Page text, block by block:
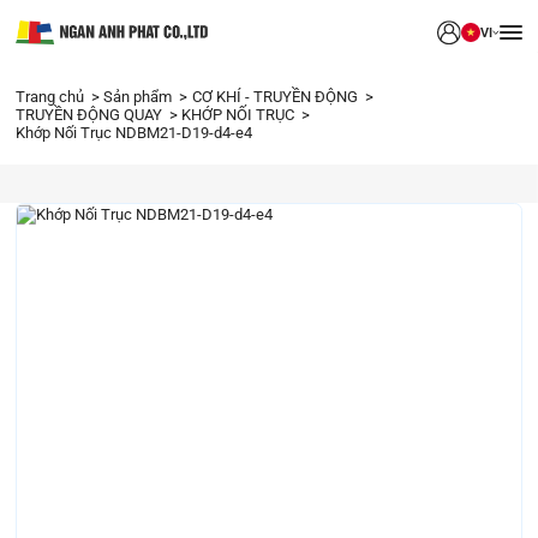
VI
Trang chủ Sản phẩm
CƠ KHÍ - TRUYỀN ĐỘNG
TRUYỀN ĐỘNG QUAY
KHỚP NỐI TRỤC
Khớp Nối Trục NDBM21-D19-d4-e4